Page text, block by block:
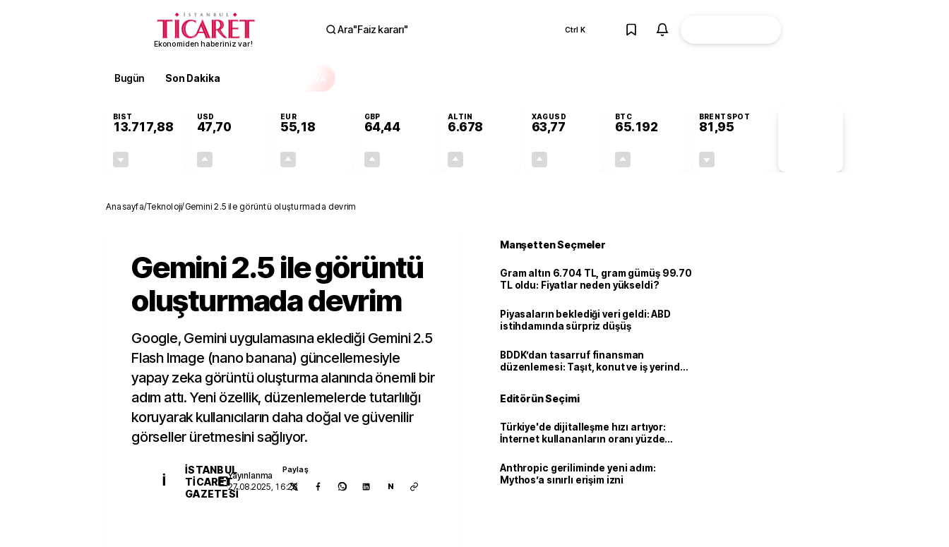
Ekonomiden haberiniz var!
Ara"Faiz kararı" Ctrl K
Bugün Son Dakika
BIST
13.717,88
USD
47,70
EUR
55,18
GBP
64,44
ALTIN
6.678
XAGUSD
63,77
BTC
65.192
BRENTSPOT
81,95
Anasayfa/Teknoloji/Gemini 2.5 ile görüntü oluşturmada devrim
Gemini 2.5 ile görüntü
oluşturmada devrim
Google, Gemini uygulamasına eklediği Gemini 2.5
Flash Image (nano banana) güncellemesiyle
yapay zeka görüntü oluşturma alanında önemli bir
adım attı. Yeni özellik, düzenlemelerde tutarlılığı
koruyarak kullanıcıların daha doğal ve güvenilir
görseller üretmesini sağlıyor.
İ
İSTANBUL
TICARET
GAZETESI
Yayınlanma
27.08.2025, 16:28
Paylaş
N
Manşetten Seçmeler
Gram altın 6.704 TL, gram gümüş 99.70
TL oldu: Fiyatlar neden yükseldi?
Piyasaların beklediği veri geldi: ABD
istihdamında sürpriz düşüş
BDDK’dan tasarruf finansman
düzenlemesi: Taşıt, konut ve iş yerinde
Editörün Seçimi
Türkiye'de dijitalleşme hızı artıyor:
İnternet kullananların oranı yüzde
Anthropic geriliminde yeni adım:
Mythos’a sınırlı erişim izni